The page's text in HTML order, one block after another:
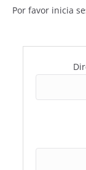
Por favor inicia